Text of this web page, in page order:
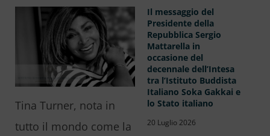
Tina Turner, nota in
tutto il mondo come la
Il messaggio del
Presidente della
Repubblica Sergio
Mattarella in
occasione del
decennale dell’Intesa
tra l’Istituto Buddista
Italiano Soka Gakkai e
lo Stato italiano
20 Luglio 2026